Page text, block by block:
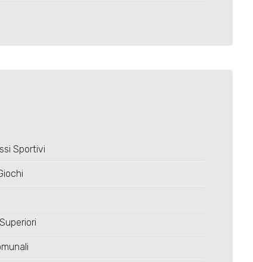
Sportivi